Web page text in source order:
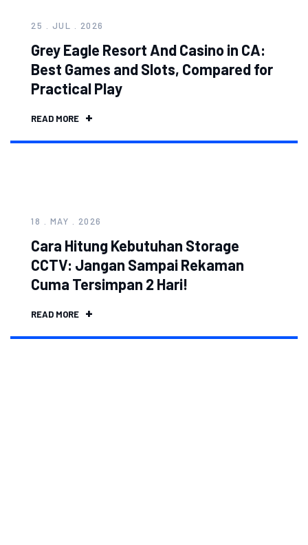
25 . JUL . 2026
Grey Eagle Resort And Casino in CA:
Best Games and Slots, Compared for
Practical Play
READ MORE
18 . MAY . 2026
Cara Hitung Kebutuhan Storage
CCTV: Jangan Sampai Rekaman
Cuma Tersimpan 2 Hari!
READ MORE